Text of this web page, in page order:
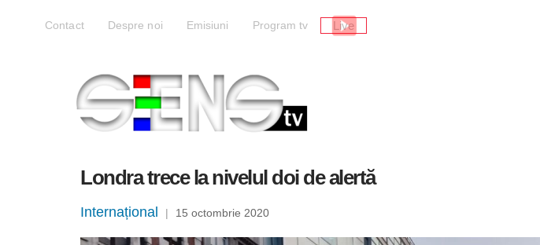
Contact Despre noi Emisiuni Program tv Live
Londra trece la nivelul doi de alertă
Internațional | 15 octombrie 2020